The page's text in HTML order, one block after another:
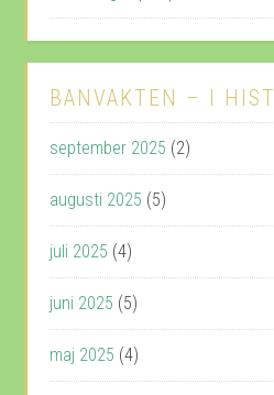
BANVAKTEN – I
september 2025 (2)
augusti 2025 (5)
juli 2025 (4)
juni 2025 (5)
maj 2025 (4)